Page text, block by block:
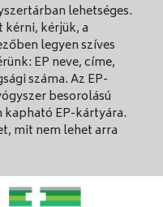
lehetséges.
kérni, kérjük, a
legyen szíves
EP neve, címe,
száma. Az EP-
besorolású
EP-kártyára.
mit nem lehet arra